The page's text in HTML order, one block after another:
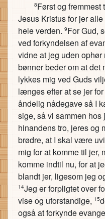
8Først og fremmest
Jesus Kristus for jer
hele verden. 9For Gud,
ved forkyndelsen af
vidne at jeg uden
bønner beder om at det
lykkes mig ved Guds
længes efter at se jer
åndelig nådegave så I
sige, så vi sammen
hinandens tro, jeres og
brødre, at I skal være
mig for at komme til jer,
komme indtil nu, for at
blandt jer, ligesom jeg
14Jeg er forpligtet over
vise og uforstandige, 15
også at forkynde